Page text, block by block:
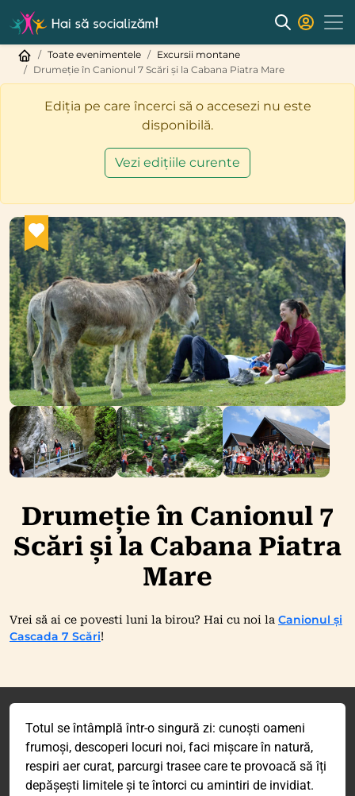
Toate evenimentele
Excursii montane
Drumeție în Canionul 7 Scări și la Cabana Piatra Mare
Ediția pe care încerci să o accesezi nu este
disponibilă.
Vezi edițiile curente
Drumeție în Canionul 7
Scări și la Cabana Piatra
Mare
Vrei să ai ce povesti luni la birou? Hai cu noi la Canionul și
Cascada 7 Scări!
Totul se întâmplă într-o singură zi: cunoști oameni
frumoși, descoperi locuri noi, faci mișcare în natură,
respiri aer curat, parcurgi trasee care te provoacă să îți
depășești limitele și te întorci cu amintiri de invidiat.